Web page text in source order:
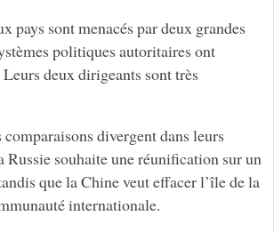
pays sont menacés par deux grandes
politiques autoritaires ont
deux dirigeants sont très
divergent dans leurs
Russie souhaite une réunification sur un
que la Chine veut effacer l’île de la
internationale.